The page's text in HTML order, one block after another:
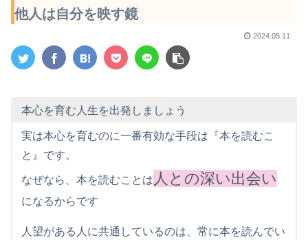
他人は自分を映す鏡
2024.05.11
本心を育む人生を出発しましょう
実は本心を育むのに一番有効な手段は『本を読むこ
と』です。
なぜなら、本を読むことは 人との深い出会い
になるからです
人望がある人に共通しているのは、常に本を読んでい